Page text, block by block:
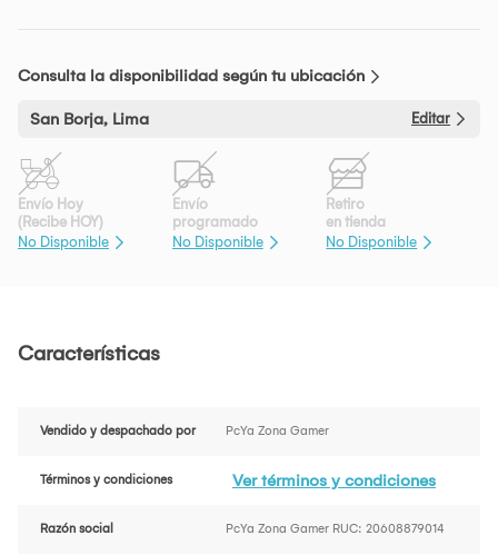
Consulta la disponibilidad según tu ubicación
San Borja, Lima Editar
Envío Hoy
(Recibe HOY)
No Disponible
Envío
programado
No Disponible
Retiro
en tienda
No Disponible
Características
Vendido y despachado por PcYa Zona Gamer
Términos y condiciones Ver términos y condiciones
Razón social PcYa Zona Gamer RUC: 20608879014